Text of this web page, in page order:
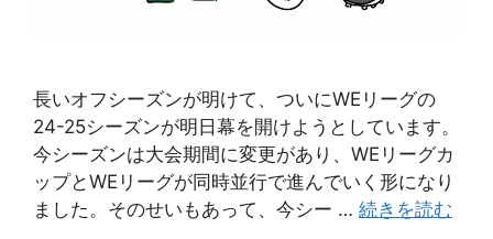
長いオフシーズンが明けて、ついにWEリーグの
24-25シーズンが明日幕を開けようとしています。
今シーズンは大会期間に変更があり、WEリーグカ
ップとWEリーグが同時並行で進んでいく形になり
ました。そのせいもあって、今シー … 続きを読む